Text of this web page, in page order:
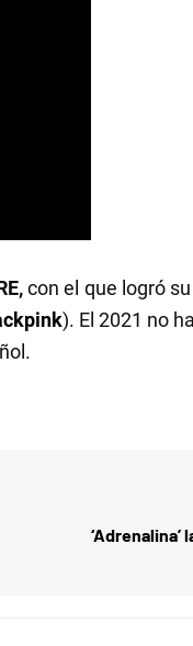
con el que logró
). El 2021 no